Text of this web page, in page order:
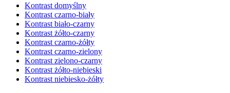
Kontrast domyślny
Kontrast czarno-biały
Kontrast biało-czarny
Kontrast żółto-czarny
Kontrast czarno-żółty
Kontrast czarno-zielony
Kontrast zielono-czarny
Kontrast żółto-niebieski
Kontrast niebiesko-żółty